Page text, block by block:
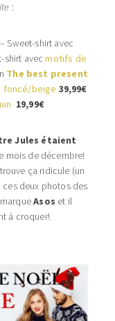
:
Sweet-shirt avec
shirt avecmotifs de
The best present
foncé/beige 39,99€
19,99€
Jules étaient
mois de décembre!
ça ridicule (un
deux photos des
Asos et il
à croquer!